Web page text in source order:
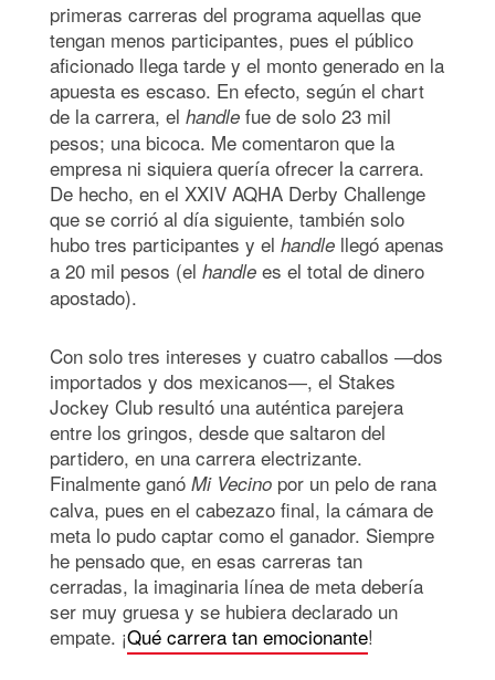
primeras carreras del programa aquellas que
tengan menos participantes, pues el público
aficionado llega tarde y el monto generado en la
apuesta es escaso. En efecto, según el chart
de la carrera, el handle fue de solo 23 mil
pesos; una bicoca. Me comentaron que la
empresa ni siquiera quería ofrecer la carrera.
De hecho, en el XXIV AQHA Derby Challenge
que se corrió al día siguiente, también solo
hubo tres participantes y el handle llegó apenas
a 20 mil pesos (el handle es el total de dinero
apostado).
Con solo tres intereses y cuatro caballos ―dos
importados y dos mexicanos―, el Stakes
Jockey Club resultó una auténtica parejera
entre los gringos, desde que saltaron del
partidero, en una carrera electrizante.
Finalmente ganó Mi Vecino por un pelo de rana
calva, pues en el cabezazo final, la cámara de
meta lo pudo captar como el ganador. Siempre
he pensado que, en esas carreras tan
cerradas, la imaginaria línea de meta debería
ser muy gruesa y se hubiera declarado un
empate. ¡Qué carrera tan emocionante!